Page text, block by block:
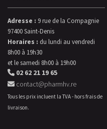
Adresse : 9 rue de la Compagnie
97400 Saint-Denis
Horaires : du lundi au vendredi
8h00 à 19h30
et le samedi 8h00 à 19h00
02 62 21 19 65
contact@pharmhv.re
Tous les prix incluent la TVA - hors frais de
livraison.